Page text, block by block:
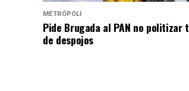
METRÓPOLI
Pide Brugada al PAN no politizar
de despojos